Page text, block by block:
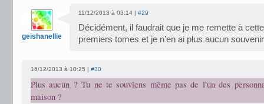
geishanellie
11/12/2013 à 03:14 | #29
Décidément, il faudrait que je me remette à
premiers tomes et je n’en ai plus aucun
16/12/2013 à 10:25 | #30
Plus aucun ? Tu ne te souviens même pas de l'un des
maison ?